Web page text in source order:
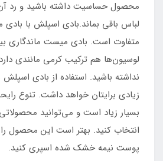
محصول حساسیت داشته باشید و رد
لباس باقی بماند.بادی اسپلش با
متفاوت است. بادی میست ماندگاری
لوسیون‌ها هم ترکیب کرمی مانندی
نداشته باشید. استفاده از بادی
زیادی برایتان خواهد داشت. تنوع
بسیار زیاد است و می‌توانید
انتخاب کنید. بهتر است این محصول
پوست نیمه خشک شده اسپری کنید.